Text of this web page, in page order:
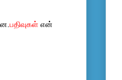
பதிவுகள் என்